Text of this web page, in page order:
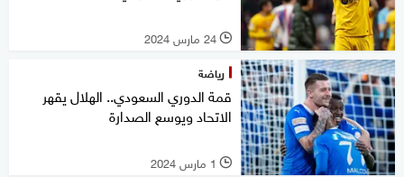
l 24 مارس 2024
رياضة
قمة الدوري السعودي.. الهلال يقهر
الاتحاد ويوسع الصدارة
l 1 مارس 2024